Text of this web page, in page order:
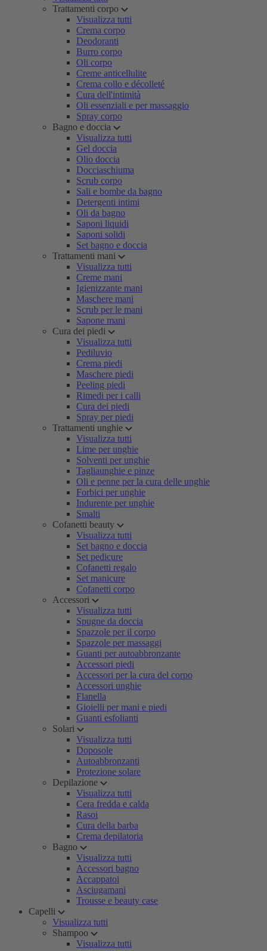
Trattamenti corpo
Visualizza tutti
Crema corpo
Deodoranti
Burro corpo
Oli corpo
Creme anticellulite
Crema collo e décolleté
Cura dell'intimità
Oli essenziali e per massaggio
Spray corpo
Bagno e doccia
Visualizza tutti
Gel doccia
Olio doccia
Docciaschiuma
Scrub corpo
Sali e bombe da bagno
Detergenti intimi
Oli da bagno
Saponi liquidi
Saponi solidi
Set bagno e doccia
Trattamenti mani
Visualizza tutti
Creme mani
Igienizzante mani
Maschere mani
Scrub per le mani
Sapone mani
Cura dei piedi
Visualizza tutti
Pediluvio
Crema piedi
Maschere piedi
Peeling piedi
Rimedi per i calli
Cura dei piedi
Spray per piedi
Trattamenti unghie
Visualizza tutti
Lime per unghie
Solventi per unghie
Tagliaunghie e pinze
Oli e penne per la cura delle unghie
Forbici per unghie
Indurente per unghie
Smalti
Cofanetti beauty
Visualizza tutti
Set bagno e doccia
Set pedicure
Cofanetti regalo
Set manicure
Cofanetti corpo
Accessori
Visualizza tutti
Spugne da doccia
Spazzole per il corpo
Spazzole per massaggi
Guanti per autoabbronzante
Accessori piedi
Accessori per la cura del corpo
Accessori unghie
Flanella
Gioielli per mani e piedi
Guanti esfolianti
Solari
Visualizza tutti
Doposole
Autoabbronzanti
Protezione solare
Depilazione
Visualizza tutti
Cera fredda e calda
Rasoi
Cura della barba
Crema depilatoria
Bagno
Visualizza tutti
Accessori bagno
Accappatoi
Asciugamani
Trousse e beauty case
Capelli
Visualizza tutti
Shampoo
Visualizza tutti